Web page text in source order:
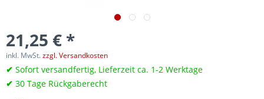
21,25 € *
inkl. MwSt.zzgl. Versandkosten
✔ Sofort versandfertig, Lieferzeit ca. 1-2 Werktage
✔ 30 Tage Rückgaberecht